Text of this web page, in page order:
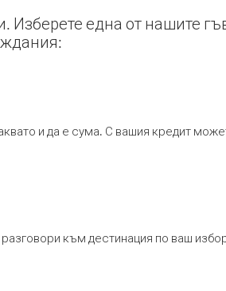
една от нашите
и да е сума. С вашия кредит
към дестинация по ваш